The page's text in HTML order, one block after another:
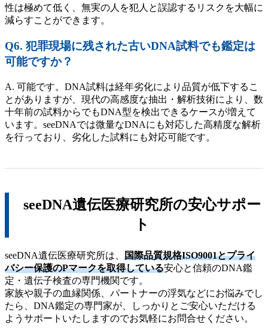
性は極めて低く、無実の人を犯人と誤認するリスクを大幅に
減らすことができます。
Q6. 犯罪現場に残された古いDNA試料でも鑑定は
可能ですか？
A. 可能です。DNA試料は経年劣化により品質が低下するこ
とがありますが、現代の高感度な抽出・解析技術により、数
十年前の試料からでもDNA型を検出できるケースが増えて
います。seeDNAでは微量なDNAにも対応した高精度な解析
を行っており、劣化した試料にも対応可能です。
seeDNA遺伝医療研究所の安心サポー
ト
seeDNA遺伝医療研究所は、 国際品質規格ISO9001とプライ
バシー保護のPマークを取得している安心と信頼のDNA鑑
定・遺伝子検査の専門機関です。
家族や親子の血縁関係、パートナーの浮気などにお悩みでし
たら、DNA鑑定の専門家が、しっかりとご安心いただける
ようサポートいたしますのでお気軽にお問合せください。